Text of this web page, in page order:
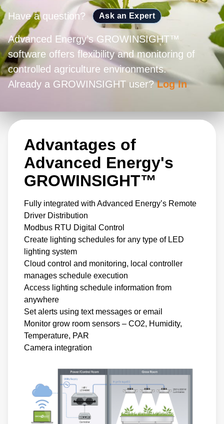
Have a question? Ask an Expert
Advanced Energy’s GROWINSIGHT™
software offers flexibility and monitoring of
controlled agriculture environments.
Already a GROWINSIGHT user?Log In
Advantages of
Advanced Energy's
GROWINSIGHT™
Fully integrated with Advanced Energy’s Remote
Driver Distribution
Modbus RTU Digital Control
Create lighting schedules for any type of LED
lighting system
Cloud control and monitoring, local controller
manages schedule execution
Access lighting schedule information from
anywhere
Set alerts using text messages or email
Monitor grow room sensors – CO2, Humidity,
Temperature, PAR
Camera integration